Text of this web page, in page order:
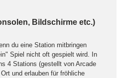
Bildschirme etc.)
du eine Station mitbringen
Spiel nicht oft gespielt wird. In
4 Stations (gestellt von Arcade
und erlauben für fröhliche